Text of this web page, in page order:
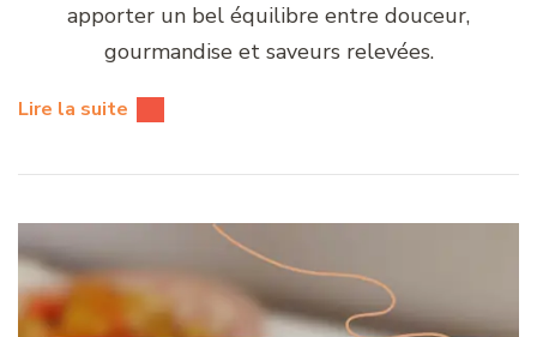
apporter un bel équilibre entre douceur,
gourmandise et saveurs relevées.
Lire la suite